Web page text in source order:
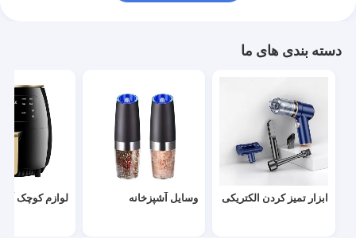
جداکننده کیک
فروش گرم فروشگاه
ورود جدید
می توان به طور مستقیم سفارش داد
دسته بندی های ما
ابزار تمیز کردن الکتریکی وسایل آشپزخانه لوازم کوچک